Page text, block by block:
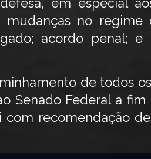
mudanças no
acordo penal;
de todos
Senado Federal a
recomendação